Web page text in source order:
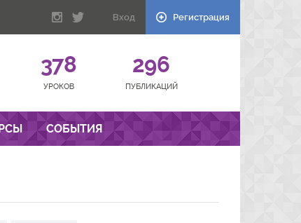
Вход Регистрация
378
УРОКОВ
296
ПУБЛИКАЦИЙ
СОБЫТИЯ